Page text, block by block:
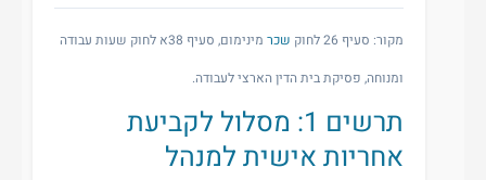
מקור: סעיף 26 לחוק שכר
מינימום, סעיף 38א לחוק שעות עבודה
ומנוחה, פסיקת בית הדין הארצי לעבודה.
תרשים 1: מסלול לקביעת
אחריות אישית למנהל